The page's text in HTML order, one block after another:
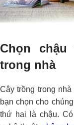
Chọn
trong nhà
Cây trồng trong
bạn chọn cho
thứ hai là chậu.